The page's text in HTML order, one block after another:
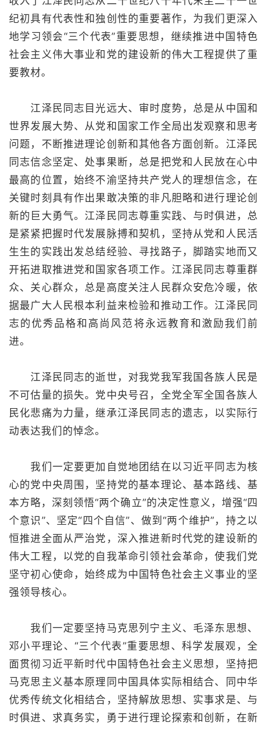
纪初具有代表性和独创性的重要著作，为我们更深入
地学习领会“三个代表”重要思想，继续推进中国特色
社会主义伟大事业和党的建设新的伟大工程提供了重
要教材。
江泽民同志目光远大、审时度势，总是从中国和
世界发展大势、从党和国家工作全局出发观察和思考
问题，不断推进理论创新和其他各方面创新。江泽民
同志信念坚定、处事果断，总是把党和人民放在心中
最高的位置，始终不渝坚持共产党人的理想信念，在
关键时刻具有作出果敢决策的非凡胆略和进行理论创
新的巨大勇气。江泽民同志尊重实践、与时俱进，总
是紧紧把握时代发展脉搏和契机，坚持从党和人民活
生生的实践出发总结经验、寻找路子，脚踏实地而又
开拓进取推进党和国家各项工作。江泽民同志尊重群
众、关心群众，总是高度关注人民群众安危冷暖，依
据最广大人民根本利益来检验和推动工作。江泽民同
志的优秀品格和高尚风范将永远教育和激励我们前
进。
江泽民同志的逝世，对我党我军我国各族人民是
不可估量的损失。党中央号召，全党全军全国各族人
民化悲痛为力量，继承江泽民同志的遗志，以实际行
动表达我们的悼念。
我们一定要更加自觉地团结在以习近平同志为核
心的党中央周围，坚持党的基本理论、基本路线、基
本方略，深刻领悟“两个确立”的决定性意义，增强“四
个意识”、坚定“四个自信”、做到“两个维护”，持之以
恒推进全面从严治党，深入推进新时代党的建设新的
伟大工程，以党的自我革命引领社会革命，使我们党
坚守初心使命，始终成为中国特色社会主义事业的坚
强领导核心。
我们一定要坚持马克思列宁主义、毛泽东思想、
邓小平理论、“三个代表”重要思想、科学发展观，全
面贯彻习近平新时代中国特色社会主义思想，坚持把
马克思主义基本原理同中国具体实际相结合、同中华
优秀传统文化相结合，坚持解放思想、实事求是、与
时俱进、求真务实，勇于进行理论探索和创新，在新